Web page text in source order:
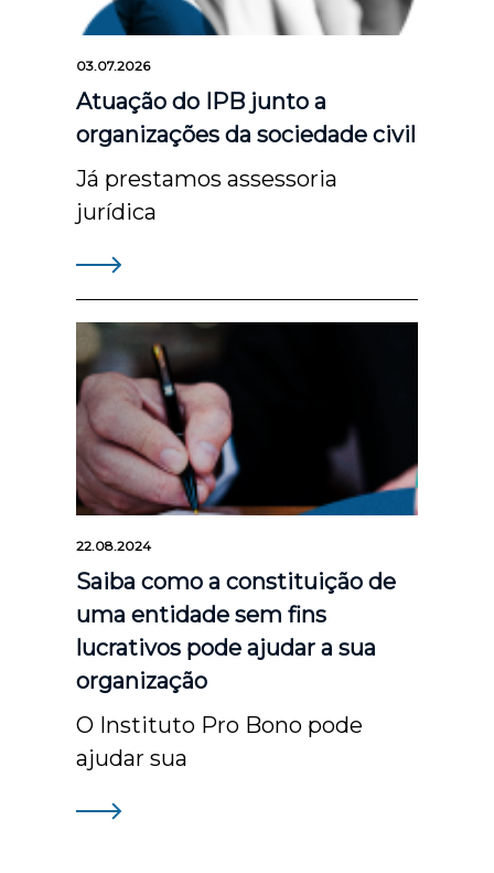
03.07.2026
Atuação do IPB junto a
organizações da sociedade civil
Já prestamos assessoria
jurídica
22.08.2024
Saiba como a constituição de
uma entidade sem fins
lucrativos pode ajudar a sua
organização
O Instituto Pro Bono pode
ajudar sua